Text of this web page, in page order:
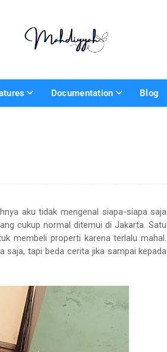
Documentation Blog
aku tidak mengenal siapa-siapa saja
cukup normal ditemui di Jakarta. Satu
membeli properti karena terlalu mahal.
saja, tapi beda cerita jika sampai kepada